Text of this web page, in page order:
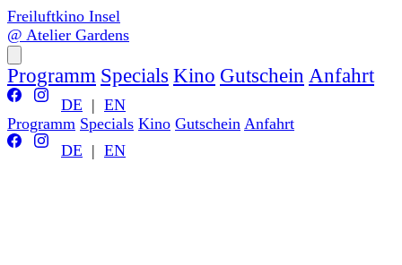
Freiluftkino Insel
@ Atelier Gardens
Programm Specials Kino Gutschein Anfahrt
DE | EN
Programm Specials Kino Gutschein Anfahrt
DE | EN